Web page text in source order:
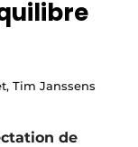
Tim Janssens
de